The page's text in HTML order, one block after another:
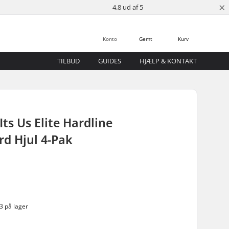
4.8 ud af 5 ×
Kurv
Gemt
Konto
TILBUD GUIDES HJÆLP & KONTAKT
Us Elite Hardline
Hjul 4-Pak
på lager